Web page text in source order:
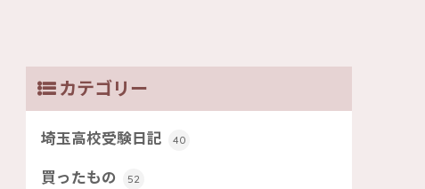
カテゴリー
埼玉高校受験日記 40
買ったもの 52